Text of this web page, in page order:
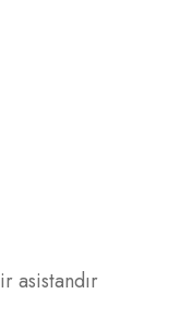
asistandır